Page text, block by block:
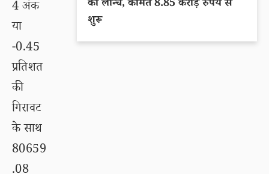
4 अंक
या
-0.45
प्रतिशत
की
गिरावट
के साथ
80659
की लॉन्च, कीमत 8.85 करोड़ रुपये से
शुरू